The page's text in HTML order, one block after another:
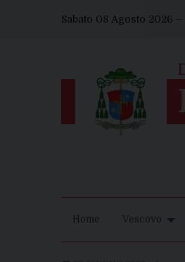
Sabato 08 Agosto 2026 –
Home Vescovo